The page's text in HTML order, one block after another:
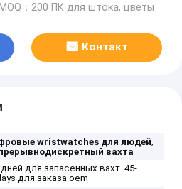
MOQ：200 ПК для штока, цветы
Контакт
wristwatches для людей,
вахта
дней для запасенных вахт .45-
для заказа oem